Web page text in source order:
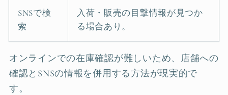
SNSで検
索
入荷・販売の目撃情報が見つか
る場合あり。
オンラインでの在庫確認が難しいため、店舗への
確認とSNSの情報を併用する方法が現実的で
す。